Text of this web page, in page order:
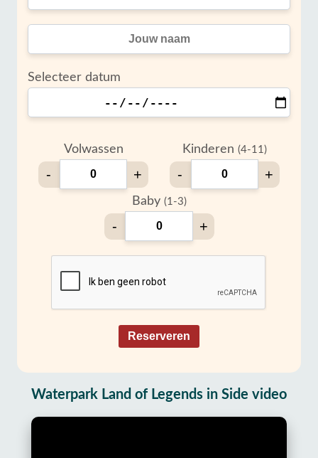
Selecteer datum
Volwassen
- +
Kinderen (4-11)
- +
Baby (1-3)
- +
Reserveren
Waterpark Land of Legends in Side video